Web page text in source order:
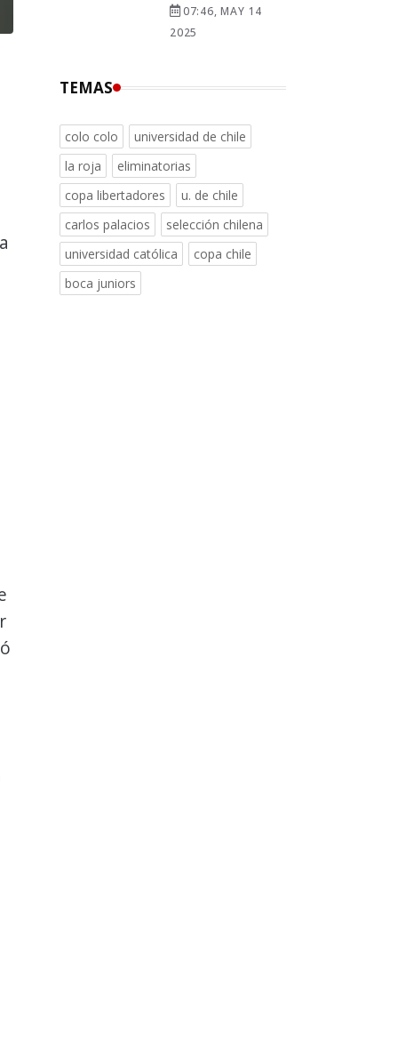
07:46, MAY 14
2025
TEMAS
colo colo
universidad de chile
la roja
eliminatorias
copa libertadores
u. de chile
carlos palacios
selección chilena
universidad católica
copa chile
boca juniors